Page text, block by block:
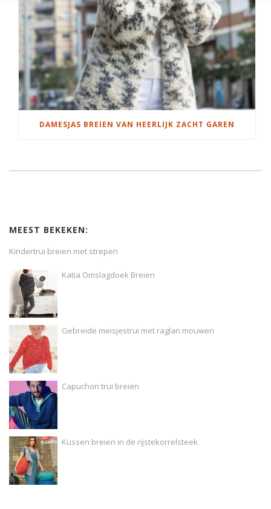
DAMESJAS BREIEN VAN HEERLIJK ZACHT GAREN
MEEST BEKEKEN:
Kindertrui breien met strepen
Katia Omslagdoek Breien
Gebreide meisjestrui met raglan mouwen
Capuchon trui breien
Kussen breien in de rijstekorrelsteek